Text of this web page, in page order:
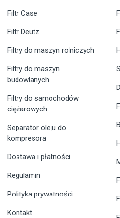
Filtr Case
Filtr Deutz
Filtry do maszyn rolniczych
Filtry do maszyn
budowlanych
Filtry do samochodów
ciężarowych
Separator oleju do
kompresora
Dostawa i płatności
Regulamin
Polityka prywatności
Kontakt